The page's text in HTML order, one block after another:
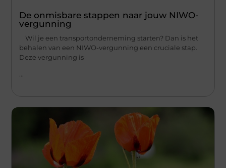
De onmisbare stappen naar jouw NIWO-
vergunning
Wil je een transportonderneming starten? Dan is het
behalen van een NIWO-vergunning een cruciale stap.
Deze vergunning is
...